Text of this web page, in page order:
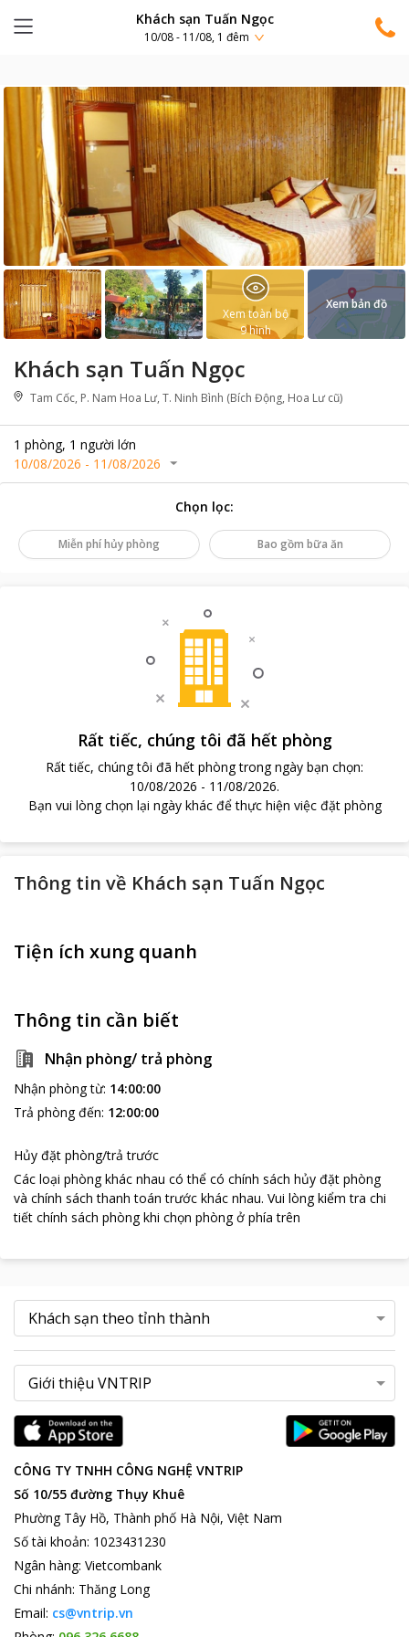
Khách sạn Tuấn Ngọc
10/08 - 11/08, 1 đêm
Khách sạn Tuấn Ngọc
Tam Cốc, P. Nam Hoa Lư, T. Ninh Bình (Bích Động, Hoa Lư cũ)
1 phòng, 1 người lớn
10/08/2026 - 11/08/2026
Xem toàn bộ
9hình
Xem bản đồ
Chọn lọc:
Miễn phí hủy phòng Bao gồm bữa ăn
Rất tiếc, chúng tôi đã hết phòng
Rất tiếc, chúng tôi đã hết phòng trong ngày bạn chọn:
10/08/2026 - 11/08/2026.
Bạn vui lòng chọn lại ngày khác để thực hiện việc đặt phòng
Thông tin về Khách sạn Tuấn Ngọc
Tiện ích xung quanh
Thông tin cần biết
Nhận phòng/ trả phòng
Nhận phòng từ: 14:00:00
Trả phòng đến: 12:00:00
Hủy đặt phòng/trả trước
Các loại phòng khác nhau có thể có chính sách hủy đặt phòng
và chính sách thanh toán trước khác nhau. Vui lòng kiểm tra chi
tiết chính sách phòng khi chọn phòng ở phía trên
CÔNG TY TNHH CÔNG NGHỆ VNTRIP
Số 10/55 đường Thụy Khuê
Phường Tây Hồ, Thành phố Hà Nội, Việt Nam
Số tài khoản: 1023431230
Ngân hàng: Vietcombank
Chi nhánh: Thăng Long
Email: cs@vntrip.vn